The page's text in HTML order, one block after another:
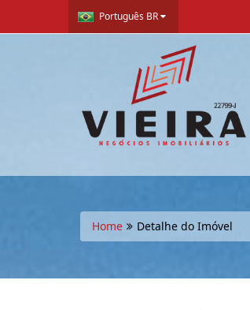
Português BR
Home Detalhe do Imóvel